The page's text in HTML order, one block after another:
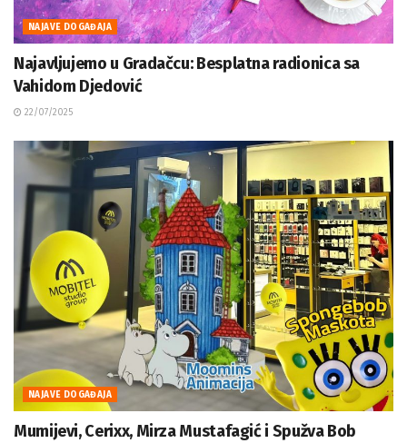
NAJAVE DOGAĐAJA
Najavljujemo u Gradačcu: Besplatna radionica sa
Vahidom Djedović
22/07/2025
NAJAVE DOGAĐAJA
Mumijevi, Cerixx, Mirza Mustafagić i Spužva Bob